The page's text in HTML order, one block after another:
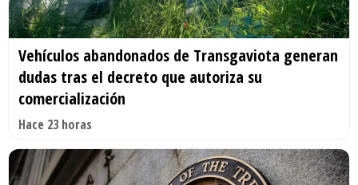
Vehículos abandonados de Transgaviota generan
dudas tras el decreto que autoriza su
comercialización
Hace 23 horas